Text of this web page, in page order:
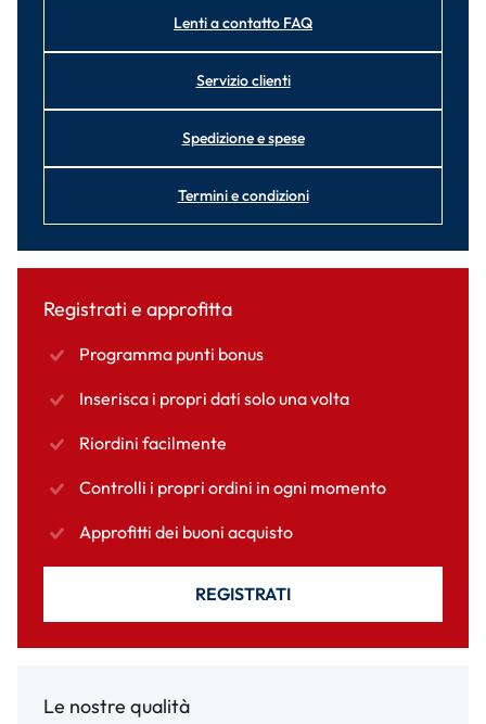
Lenti a contatto FAQ
Servizio clienti
Spedizione e spese
Termini e condizioni
Registrati e approfitta
Programma punti bonus
Inserisca i propri dati solo una volta
Riordini facilmente
Controlli i propri ordini in ogni momento
Approfitti dei buoni acquisto
REGISTRATI
Le nostre qualità